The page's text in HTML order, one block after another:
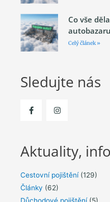
Co vše
autobazaru
Celý článek »
Sledujte nás
Aktuality,
Cestovní pojištění(129)
Články (62)